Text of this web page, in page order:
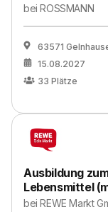
beiROSSMANN
63571
15.08.2027
33 Plätze
Ausbildung
Lebensmittel
beiREWE Markt